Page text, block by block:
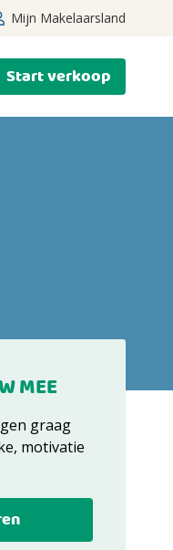
Mijn Makelaarsland
Start verkoop
MEE
graag
motivatie